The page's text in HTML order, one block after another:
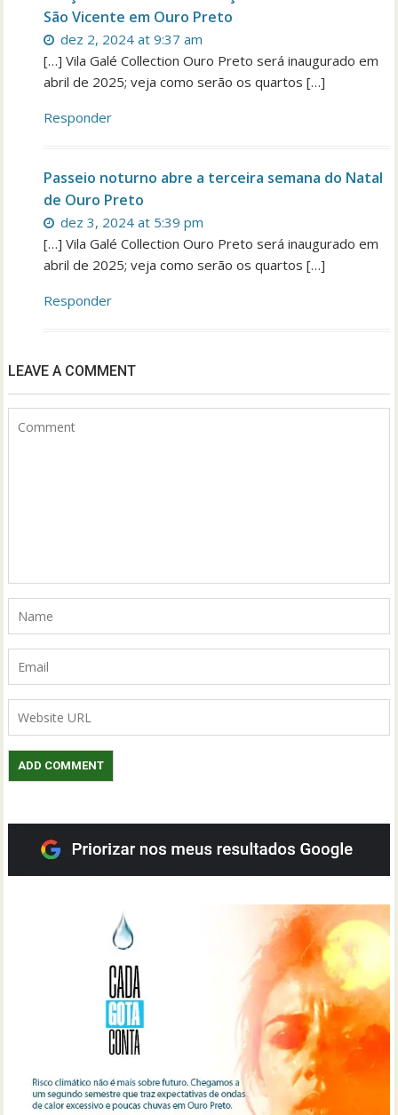
São Vicente em Ouro Preto
dez 2, 2024 at 9:37 am
[…] Vila Galé Collection Ouro Preto será inaugurado em
abril de 2025; veja como serão os quartos […]
Responder
Passeio noturno abre a terceira semana do Natal
de Ouro Preto
dez 3, 2024 at 5:39 pm
[…] Vila Galé Collection Ouro Preto será inaugurado em
abril de 2025; veja como serão os quartos […]
Responder
LEAVE A COMMENT